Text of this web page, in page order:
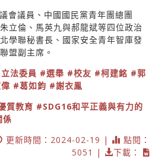
會議員、中國國民黨青年團總團
立倫、馬英九與郝龍斌等四位政治
學聯秘書長、國家安全青年智庫發
盟副主席。
法委員 #選舉 #校友 #柯建銘 #郭
#葛如鈞 #謝衣鳯
質教育 #SDG16和平正義與有力的
係
更新時間：2024-02-19 |
點閱：
5051 |
下載：